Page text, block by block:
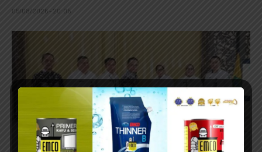
05/08/2026 - 20:05